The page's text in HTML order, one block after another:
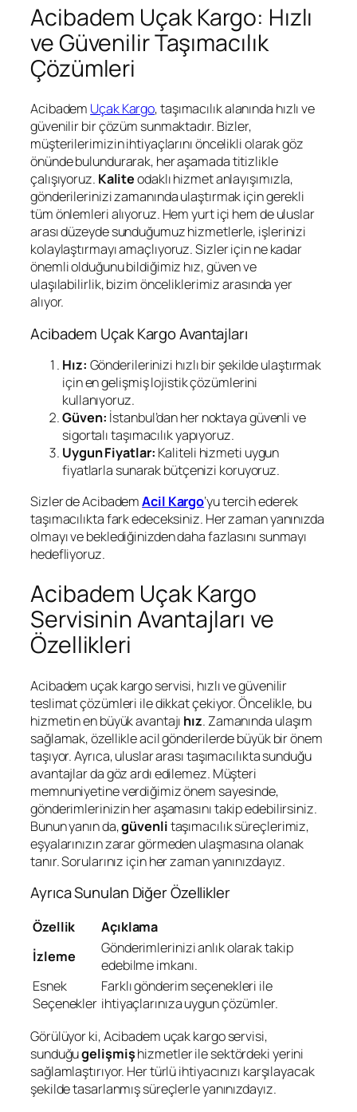
Acibadem Uçak Kargo: Hızlı
ve Güvenilir Taşımacılık
Çözümleri
Acibadem Uçak Kargo, taşımacılık alanında hızlı ve
güvenilir bir çözüm sunmaktadır. Bizler,
müşterilerimizin ihtiyaçlarını öncelikli olarak göz
önünde bulundurarak, her aşamada titizlikle
çalışıyoruz. Kaliteodaklı hizmet anlayışımızla,
gönderilerinizi zamanında ulaştırmak için gerekli
tüm önlemleri alıyoruz. Hem yurt içi hem de uluslar
arası düzeyde sunduğumuz hizmetlerle, işlerinizi
kolaylaştırmayı amaçlıyoruz. Sizler için ne kadar
önemli olduğunu bildiğimiz hız, güven ve
ulaşılabilirlik, bizim önceliklerimiz arasında yer
alıyor.
Acibadem Uçak Kargo Avantajları
Hız: Gönderilerinizi hızlı bir şekilde ulaştırmak
için en gelişmiş lojistik çözümlerini
kullanıyoruz.
Güven: İstanbul’dan her noktaya güvenli ve
sigortalı taşımacılık yapıyoruz.
Uygun Fiyatlar: Kaliteli hizmeti uygun
fiyatlarla sunarak bütçenizi koruyoruz.
Sizler de AcibademAcil Kargo‘yu tercih ederek
taşımacılıkta fark edeceksiniz. Her zaman yanınızda
olmayı ve beklediğinizden daha fazlasını sunmayı
hedefliyoruz.
Acibadem Uçak Kargo
Servisinin Avantajları ve
Özellikleri
Acibadem uçak kargo servisi, hızlı ve güvenilir
teslimat çözümleri ile dikkat çekiyor. Öncelikle, bu
hizmetin en büyük avantajı hız. Zamanında ulaşım
sağlamak, özellikle acil gönderilerde büyük bir önem
taşıyor. Ayrıca, uluslar arası taşımacılıkta sunduğu
avantajlar da göz ardı edilemez. Müşteri
memnuniyetine verdiğimiz önem sayesinde,
gönderimlerinizin her aşamasını takip edebilirsiniz.
Bunun yanın da,güvenlitaşımacılık süreçlerimiz,
eşyalarınızın zarar görmeden ulaşmasına olanak
tanır. Sorularınız için her zaman yanınızdayız.
Ayrıca Sunulan Diğer Özellikler
Özellik
Açıklama
İzleme
Gönderimlerinizi anlık olarak takip
edebilme imkanı.
Esnek
Seçenekler
Farklı gönderim seçenekleri ile
ihtiyaçlarınıza uygun çözümler.
Görülüyor ki, Acibadem uçak kargo servisi,
sunduğugelişmişhizmetler ile sektördeki yerini
sağlamlaştırıyor. Her türlü ihtiyacınızı karşılayacak
şekilde tasarlanmış süreçlerle yanınızdayız.